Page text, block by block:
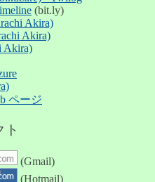
(bit.ly)
Akira)
Akira)
Akira)
ページ
ト
(Gmail)
(Hotmail)